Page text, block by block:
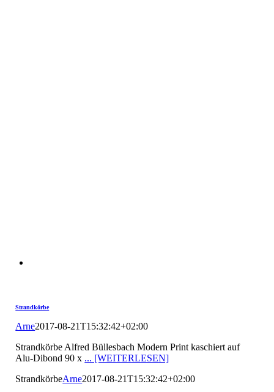
Strandkörbe
Arne2017-08-21T15:32:42+02:00
Strandkörbe Alfred Büllesbach Modern Print kaschiert auf
Alu-Dibond 90 x ... [WEITERLESEN]
StrandkörbeArne2017-08-21T15:32:42+02:00